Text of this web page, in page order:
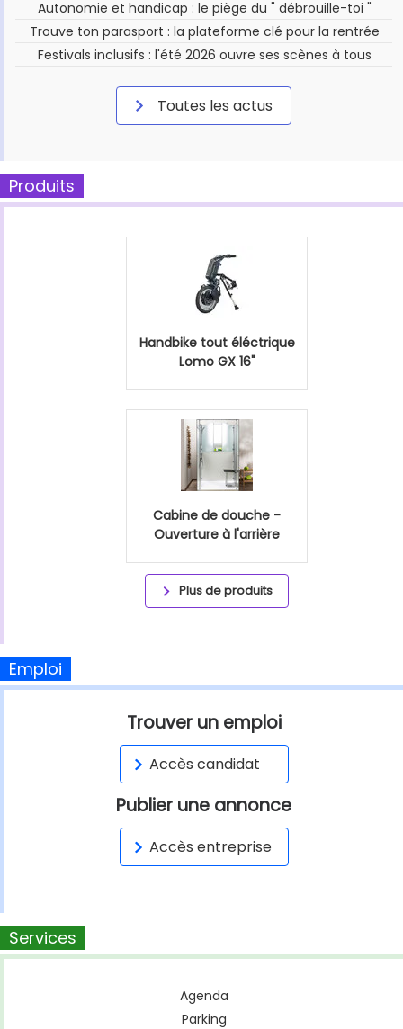
Autonomie et handicap : le piège du " débrouille-toi "
Trouve ton parasport : la plateforme clé pour la rentrée
Festivals inclusifs : l'été 2026 ouvre ses scènes à tous
Toutes les actus
Produits
Handbike tout éléctrique
Lomo GX 16"
Cabine de douche -
Ouverture à l'arrière
Plus de produits
Emploi
Trouver un emploi
Accès candidat
Publier une annonce
Accès entreprise
Services
Agenda
Parking